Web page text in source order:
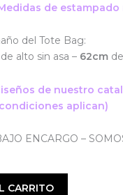
de
del Tote Bag:
alto sin asa – 62cmde
de nuestro
aplican)
ENCARGO –
CARRITO